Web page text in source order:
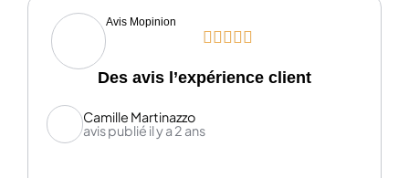
Avis Mopinion
    
Des avis l’expérience client
Camille Martinazzo
avis publié il y a 2 ans